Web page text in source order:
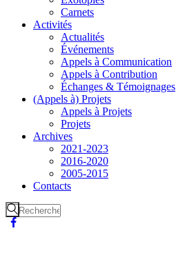
Carnets
Activités
Actualités
Événements
Appels à Communication
Appels à Contribution
Échanges & Témoignages
(Appels à) Projets
Appels à Projets
Projets
Archives
2021-2023
2016-2020
2005-2015
Contacts